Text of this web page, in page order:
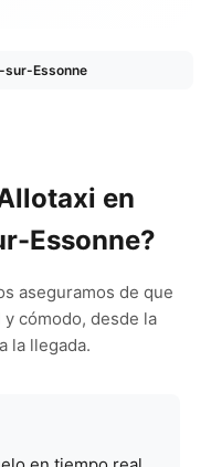
sur-Essonne
en
Essonne?
aseguramos de que
cómodo, desde la
la llegada.